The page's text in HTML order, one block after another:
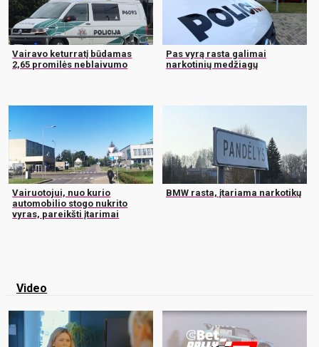
Vairavo keturratį būdamas
2,65 promilės neblaivumo
Pas vyrą rasta galimai
narkotinių medžiagų
Vairuotojui, nuo kurio
automobilio stogo nukrito
vyras, pareikšti įtarimai
BMW rasta, įtariama narkotikų
Video